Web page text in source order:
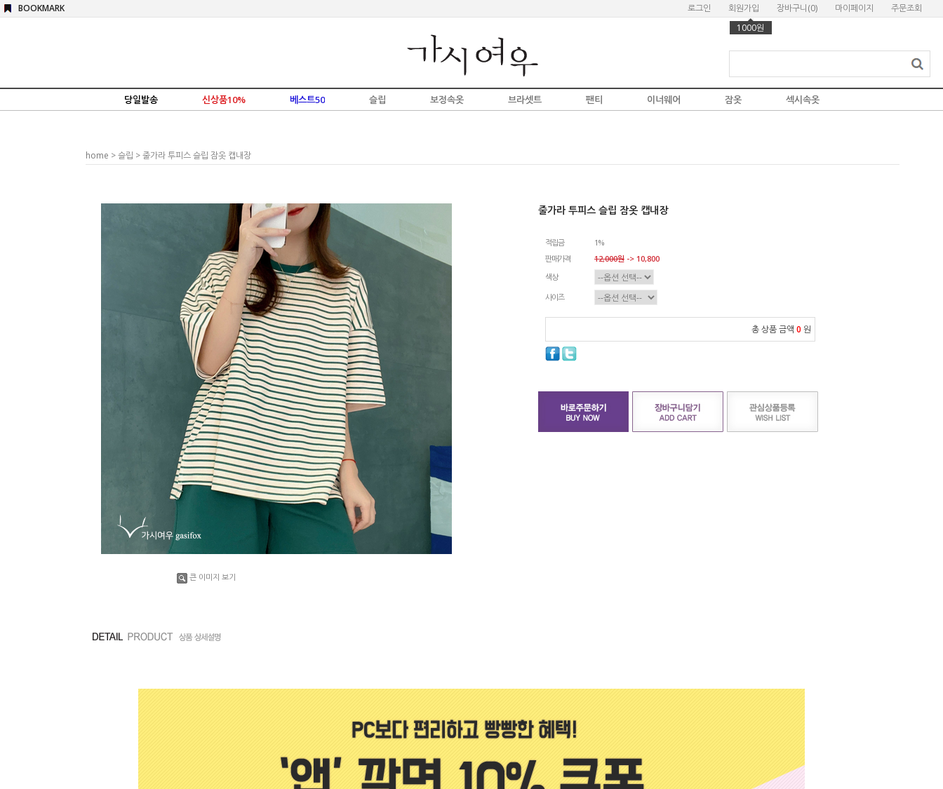
로그인
회원가입
1000원
장바구니(0) 마이페이지 주문조회
BOOKMARK
당일발송 신상품10% 베스트50 슬립 보정속옷 브라셋트 팬티 이너웨어 잠옷 섹시속옷
home >슬립 > 줄가라 투피스 슬립 잠옷 캡내장
큰 이미지 보기
줄가라 투피스 슬립 잠옷 캡내장
적립금
1%
판매가격
12,000원 -> 10,800
색상
사이즈
총 상품 금액 0 원